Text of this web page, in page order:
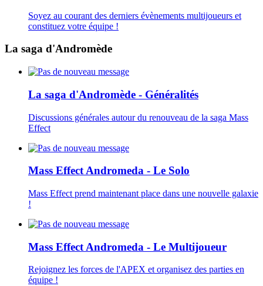
Soyez au courant des derniers évènements multijoueurs et
constituez votre équipe !
La saga d'Andromède
La saga d'Andromède - Généralités
Discussions générales autour du renouveau de la saga Mass
Effect
Mass Effect Andromeda - Le Solo
Mass Effect prend maintenant place dans une nouvelle galaxie
!
Mass Effect Andromeda - Le Multijoueur
Rejoignez les forces de l'APEX et organisez des parties en
équipe !